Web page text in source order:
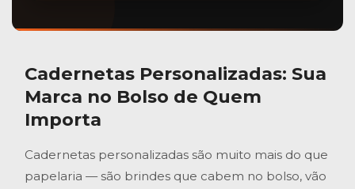
Cadernetas Personalizadas: Sua
Marca no Bolso de Quem
Importa
Cadernetas personalizadas são muito mais do que
papelaria — são brindes que cabem no bolso, vão